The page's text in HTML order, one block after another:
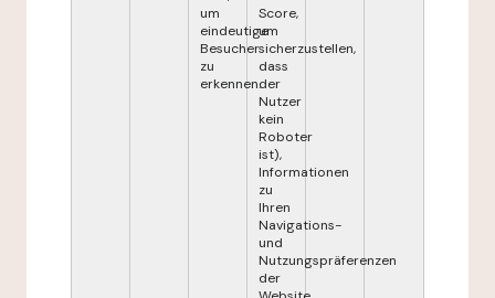
um
eindeutige
Besucher
zu
erkennen.
Score,
um
sicherzustellen,
dass
der
Nutzer
kein
Roboter
ist),
Informationen
zu
Ihren
Navigations-
und
Nutzungspräferenzen
der